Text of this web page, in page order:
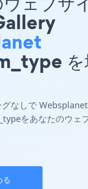
を
なしで
をあなたのウェ
る